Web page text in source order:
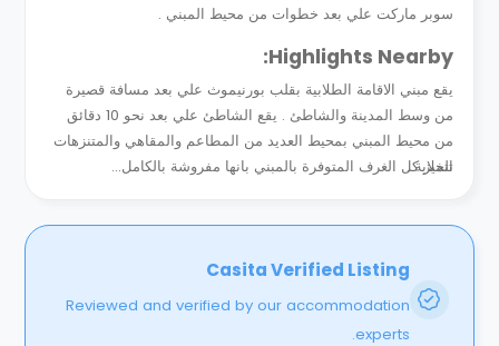
سوبر ماركت علي بعد خطوات من محيط المبني .
Highlights Nearby:
يقع مبني الاقامة الطلابية بقلب بورنيموث علي بعد مسافة قصيرة
من وسط المدينة والشاطئ . يقع الشاطئ علي بعد نحو 10 دقائق
من محيط المبني بمحيط العديد من المطاعم والمقاهي والمتنزهات
الخلابة .
تتميز كل الغرف المتوفرة بالمبني بانها مفروشة بالكامل...
Casita Verified Listing
Reviewed and verified by our accommodation
experts.